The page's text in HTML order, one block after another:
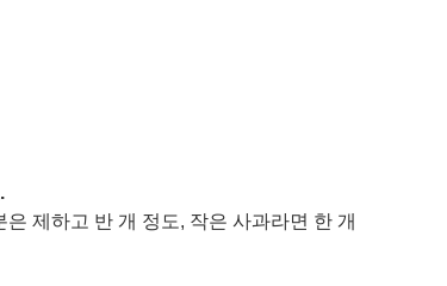
제하고 반 개 정도, 작은 사과라면 한 개